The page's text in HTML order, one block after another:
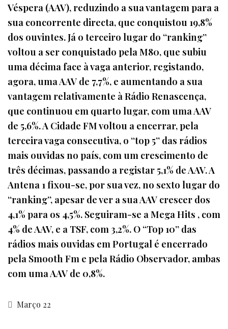
Véspera (AAV), reduzindo a sua vantagem para a
sua concorrente directa, que conquistou 19,8%
dos ouvintes. Já o terceiro lugar do “ranking”
voltou a ser conquistado pela M80, que subiu
uma décima face à vaga anterior, registando,
agora, uma AAV de 7,7%, e aumentando a sua
vantagem relativamente à Rádio Renascença,
que continuou em quarto lugar, com uma AAV
de 5,6%. A Cidade FM voltou a encerrar, pela
terceira vaga consecutiva, o “top 5” das rádios
mais ouvidas no país, com um crescimento de
três décimas, passando a registar 5,1% de AAV. A
Antena 1 fixou-se, por sua vez, no sexto lugar do
“ranking”, apesar de ver a sua AAV crescer dos
4,1% para os 4,5%. Seguiram-se a Mega Hits , com
4% de AAV, e a TSF, com 3,2%. O “Top 10” das
rádios mais ouvidas em Portugal é encerrado
pela Smooth Fm e pela Rádio Observador, ambas
com uma AAV de 0,8%.
Março 22